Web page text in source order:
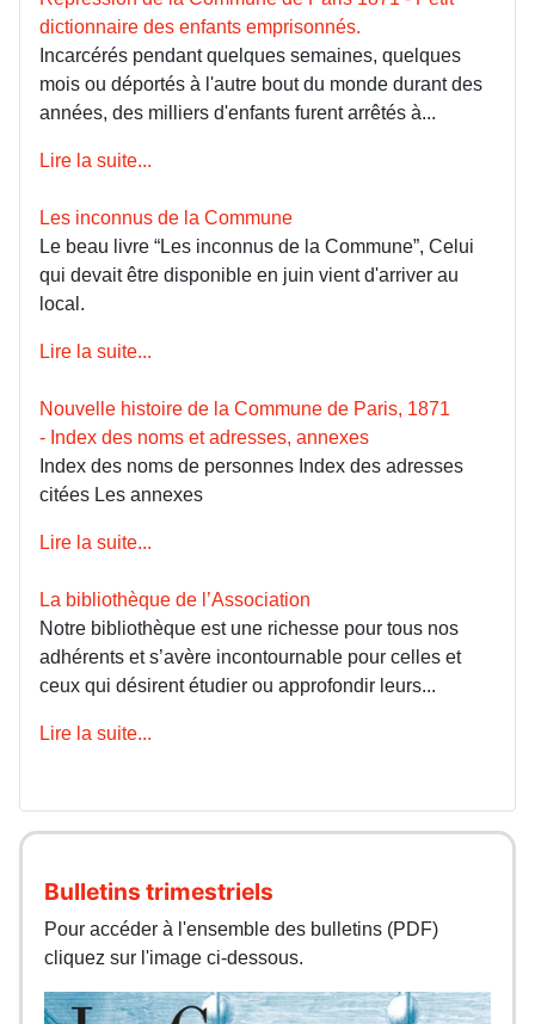
dictionnaire des enfants emprisonnés.
Incarcérés pendant quelques semaines, quelques
mois ou déportés à l'autre bout du monde durant des
années, des milliers d'enfants furent arrêtés à...
Lire la suite...
Les inconnus de la Commune
Le beau livre “Les inconnus de la Commune”, Celui
qui devait être disponible en juin vient d'arriver au
local.
Lire la suite...
Nouvelle histoire de la Commune de Paris, 1871
- Index des noms et adresses, annexes
Index des noms de personnes Index des adresses
citées Les annexes
Lire la suite...
La bibliothèque de l’Association
Notre bibliothèque est une richesse pour tous nos
adhérents et s’avère incontournable pour celles et
ceux qui désirent étudier ou approfondir leurs...
Lire la suite...
Bulletins trimestriels
Pour accéder à l'ensemble des bulletins (PDF)
cliquez sur l'image ci-dessous.